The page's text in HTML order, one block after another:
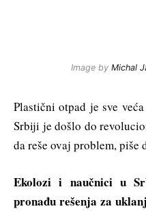
Image by Michal
Plastični otpad je sve
Srbiji je došlo do
da reše ovaj problem, piše
Ekolozi i naučnici u
pronađu rešenja za